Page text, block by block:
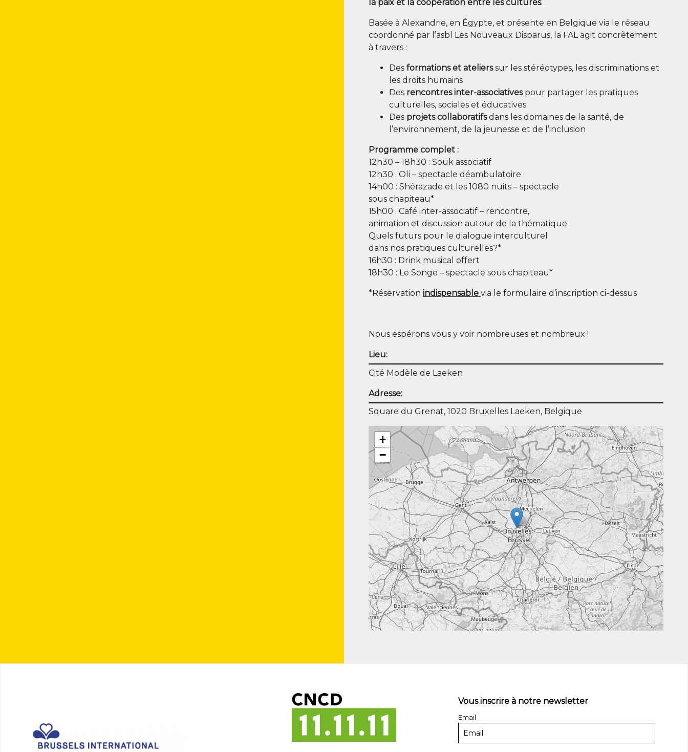
la paix et la coopé­ra­tion entre les cultures.
Basée à Alexan­drie, en Égypte, et pré­sente en Bel­gique via le réseau
coor­don­né par l’asbl Les Nou­veaux Dis­pa­rus, la FAL agit concrè­te­ment
à travers :
Des for­ma­tions et ate­lierssur les sté­réo­types, les dis­cri­mi­na­tions et
les droits humains
Des ren­contres inter-asso­cia­tivespour par­ta­ger les pra­tiques
cultu­relles, sociales et éducatives
Des pro­jets col­la­bo­ra­tifsdans les domaines de la san­té, de
l’environnement, de la jeu­nesse et de l’inclusion
Pro­gramme complet :
12h30 – 18h30 : Souk associatif
12h30 : Oli – spec­tacle déambulatoire
14h00 : Shé­ra­zade et les 1080 nuits – spectacle
sous chapiteau*
15h00 : Café inter-asso­cia­tif – rencontre,
ani­ma­tion et dis­cus­sion autour de la thématique
Quels futurs pour le dia­logue interculturel
dans nos pra­tiques culturelles?*
16h30 : Drink musi­cal offert
18h30 : Le Songe – spec­tacle sous chapiteau*
*Réser­va­tion indis­pen­sable via le for­mu­laire d’inscription ci-dessus
Nous espé­rons vous y voir nom­breuses et nombreux !
Lieu:
Cité Modèle de Laeken
Adresse:
Square du Grenat, 1020 Bruxelles Laeken, Belgique
+
−
Vous inscrire à notre newsletter
Email